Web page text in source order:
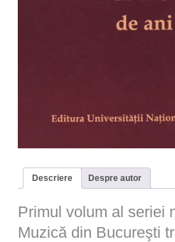
Descriere Despre autor
Primul volum al seriei
Muzică din Bucureşti